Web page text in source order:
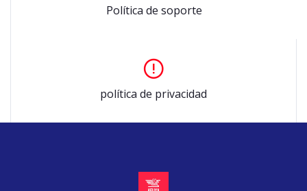
Política de soporte
política de privacidad